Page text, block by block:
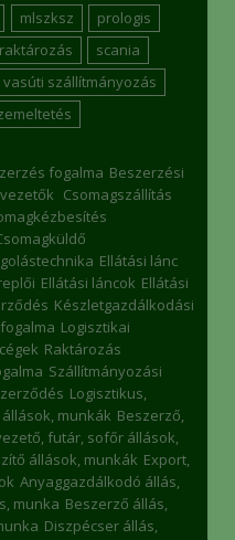
mlszksz
prologis
raktározás
scania
vasúti szállítmányozás
fogalma Beszerzési
Csomagszállítás
Ellátási lánc
Ellátási láncok Ellátási
Készletgazdálkodási
Logisztikai
Raktározás
Szállítmányozási
Logisztikus,
munkák Beszerző,
futár, sofőr állások,
állások, munkák Export,
Anyaggazdálkodó állás,
munka Beszerző állás,
Diszpécser állás,